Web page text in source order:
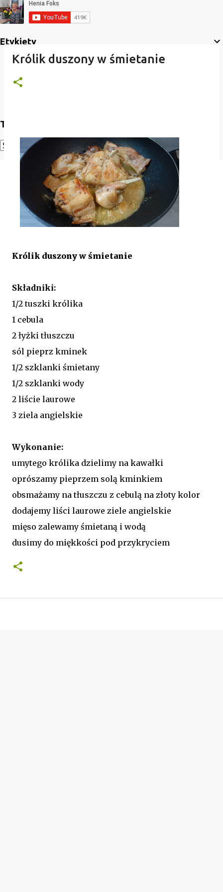
Etykiety
Translate
Powered by Translate
Królik duszony w śmietanie
Królik duszony w śmietanie
Składniki:
1/2 tuszki królika
1 cebula
2 łyżki tłuszczu
sól pieprz kminek
1/2 szklanki śmietany
1/2 szklanki wody
2 liście laurowe
3 ziela angielskie
Wykonanie:
umytego królika dzielimy na kawałki
oprószamy pieprzem solą kminkiem
obsmażamy na tłuszczu z cebulą na złoty kolor
dodajemy liści laurowe ziele angielskie
mięso zalewamy śmietaną i wodą
dusimy do miękkości pod przykryciem